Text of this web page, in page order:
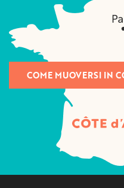
COME MUOVERSI IN